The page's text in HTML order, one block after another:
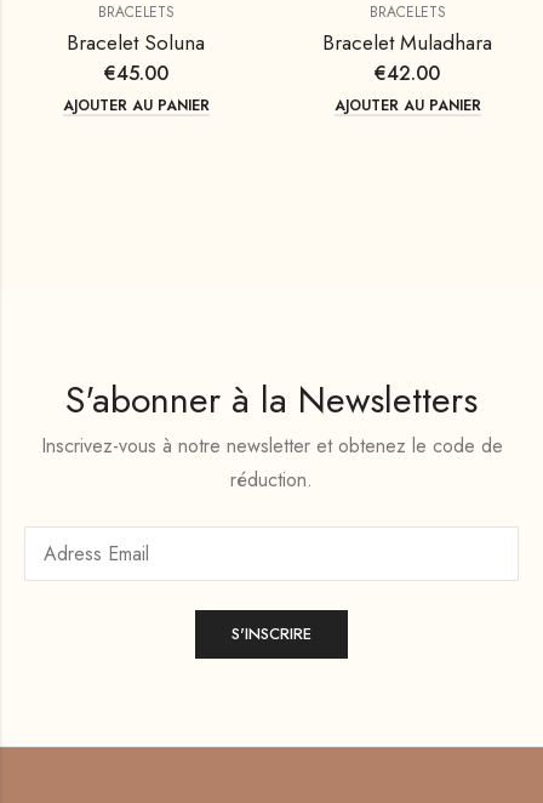
BRACELETS
Bracelet Soluna
€45.00
AJOUTER AU PANIER
BRACELETS
Bracelet Muladhara
€42.00
AJOUTER AU PANIER
S'abonner à la Newsletters
Inscrivez-vous à notre newsletter et obtenez le code de
réduction.